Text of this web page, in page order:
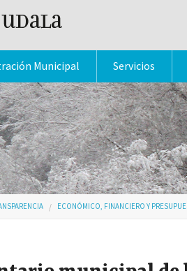
Municipal Servicios
está aquí
ECONÓMICO, FINANCIERO Y